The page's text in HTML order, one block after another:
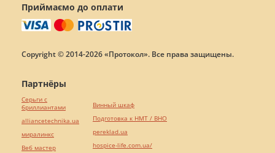
Приймаємо до оплати
Copyright © 2014-2026 «Протокол». Все права защищены.
Партнёры
Серьги с
бриллиантами
alliancetechnika.ua
миралинкс
Веб мастер
Винный шкаф
Подготовка к НМТ / ВНО
pereklad.ua
hospice-life.com.ua/